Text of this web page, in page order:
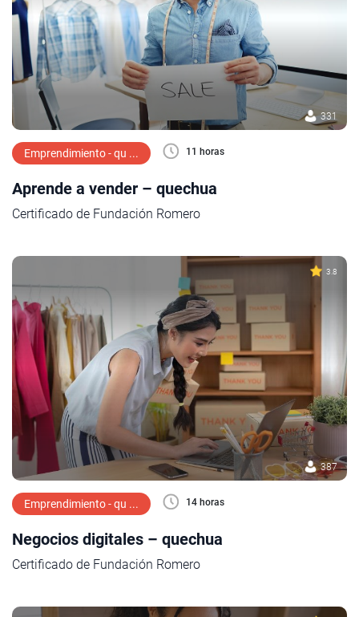
331
Emprendimiento - qu ... 11 horas
Aprende a vender – quechua
Certificado de Fundación Romero
3.8
387
Emprendimiento - qu ... 14 horas
Negocios digitales – quechua
Certificado de Fundación Romero